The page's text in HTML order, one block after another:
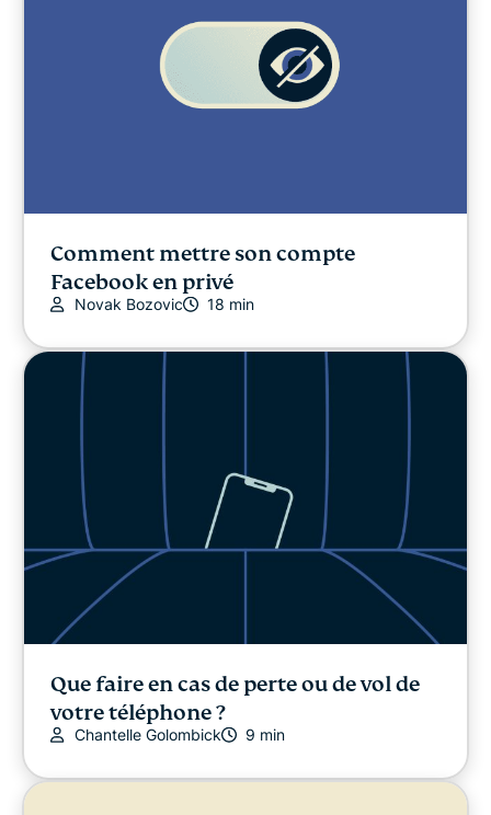
Comment mettre son compte
Facebook en privé
Novak Bozovic 18 min
Que faire en cas de perte ou de vol de
votre téléphone ?
Chantelle Golombick 9 min